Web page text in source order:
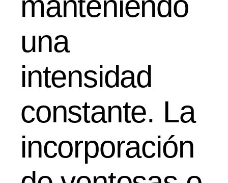
una
intensidad
constante. La
incorporación